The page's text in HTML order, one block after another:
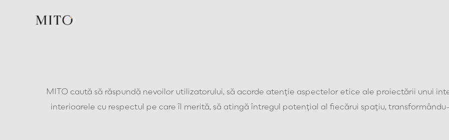
MITO caută să răspundă nevoilor utilizatorului, să acorde atenție aspectelor etice ale proiectării unui
interioarele cu respectul pe care îl merită, să atingă întregul potențial al fiecărui spațiu,